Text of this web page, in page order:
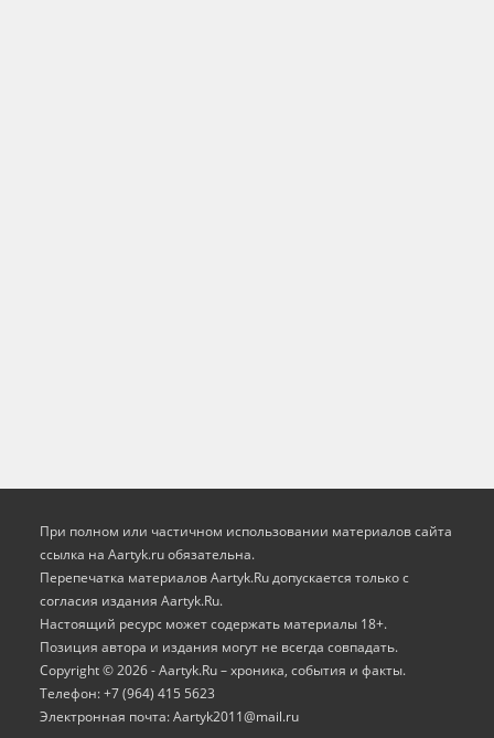
При полном или частичном использовании материалов сайта
ссылка на Aartyk.ru oбязательна.
Перепечатка материалов Aartyk.Ru допускается только с
согласия издания Aartyk.Ru.
Настоящий ресурс может содержать материалы 18+.
Позиция автора и издания могут не всегда совпадать.
Copyright © 2026 - Aartyk.Ru – хроника, события и факты.
Телефон: +7 (964) 415 5623
Электронная почта: Aartyk2011@mail.ru